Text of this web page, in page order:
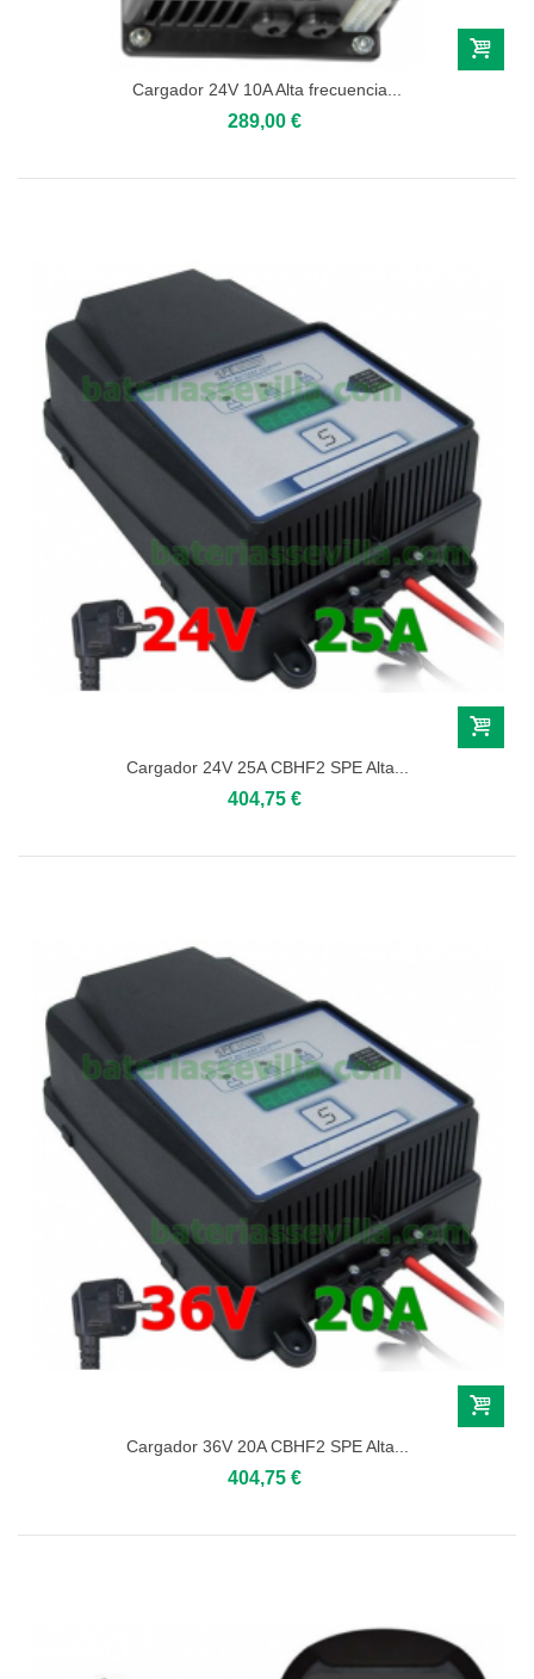
Cargador 24V 10A Alta frecuencia...
289,00 €
Cargador 24V 25A CBHF2 SPE Alta...
404,75 €
Cargador 36V 20A CBHF2 SPE Alta...
404,75 €